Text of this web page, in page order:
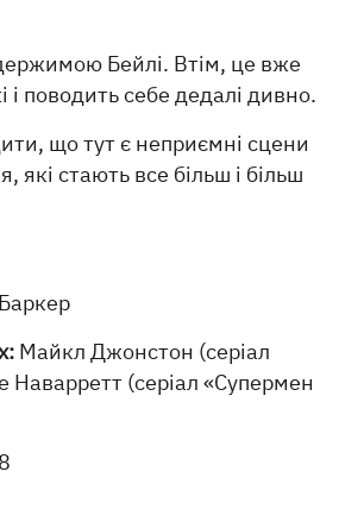
Бейлі. Втім, це вже
і поводить себе дедалі дивно.
що тут є неприємні сцени
стають все більш і більш
Майкл Джонстон (серіал
Наварретт (серіал «Супермен